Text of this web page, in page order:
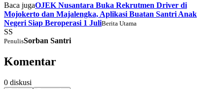
Baca jugaOJEK Nusantara Buka Rekrutmen Driver di
Mojokerto dan Majalengka, Aplikasi Buatan Santri Anak
Negeri Siap Beroperasi 1 JuliBerita Utama
SS
PenulisSorban Santri
Komentar
0 diskusi